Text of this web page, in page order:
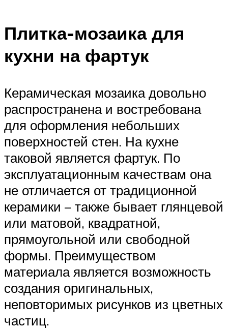
Плитка-мозаика для
кухни на фартук
Керамическая мозаика довольно
распространена и востребована
для оформления небольших
поверхностей стен. На кухне
таковой является фартук. По
эксплуатационным качествам она
не отличается от традиционной
керамики – также бывает глянцевой
или матовой, квадратной,
прямоугольной или свободной
формы. Преимуществом
материала является возможность
создания оригинальных,
неповторимых рисунков из цветных
частиц.